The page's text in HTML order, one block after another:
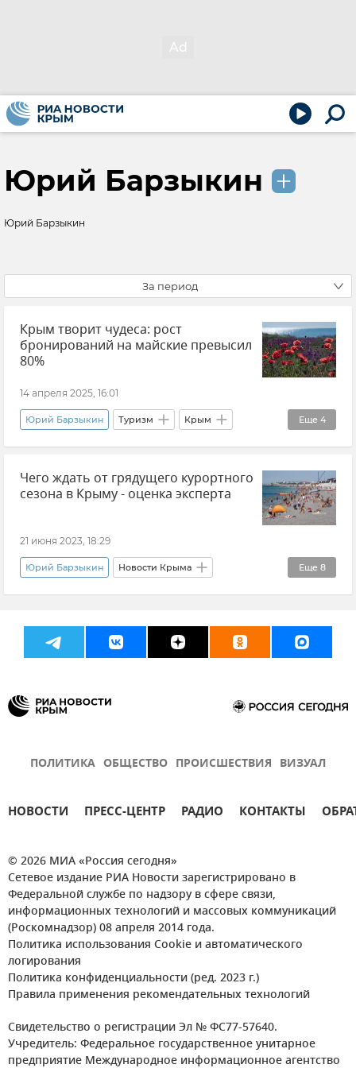
Юрий Барзыкин
Юрий Барзыкин
За период
Крым творит чудеса: рост
бронирований на майские превысил
80%
14 апреля 2025, 16:01
Еще 4
Юрий Барзыкин Туризм Крым
Новости Крыма Майские праздники
Краснодарский край Анапа
Чего ждать от грядущего курортного
сезона в Крыму - оценка эксперта
21 июня 2023, 18:29
Еще 8
Юрий Барзыкин Новости Крыма
Туризм в Крыму Крым курортный
Отдых в Крыму Новости Отдых
ПОЛИТИКА ОБЩЕСТВО ПРОИСШЕСТВИЯ ВИЗУАЛ
НОВОСТИ ПРЕСС-ЦЕНТР РАДИО КОНТАКТЫ
© 2026 МИА «Россия сегодня»
Сетевое издание РИА Новости зарегистрировано в
Федеральной службе по надзору в сфере связи,
информационных технологий и массовых коммуникаций
(Роскомнадзор) 08 апреля 2014 года.
Политика использования Cookie и автоматического
логирования
Политика конфиденциальности (ред. 2023 г.)
Правила применения рекомендательных технологий
Свидетельство о регистрации Эл № ФС77-57640.
Учредитель: Федеральное государственное унитарное
предприятие Международное информационное агентство